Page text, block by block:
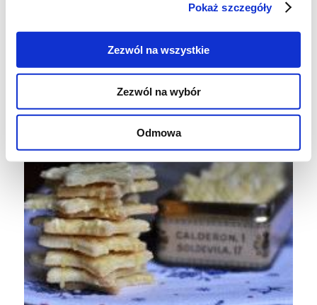
Pokaż szczegóły
Zezwól na wszystkie
Zezwól na wybór
Odmowa
Ciasteczka maślane z polewą pomarańczową
, 14 stycznia 2013